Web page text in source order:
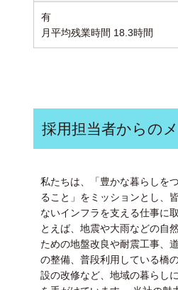
有
月平均残業時間 18.3時間
採用担当者からの
私たちは、「豊かな暮らしを
ること」をミッションとし、
ないインフラを支える仕事に
とえば、地震や大雨などの自
ための地盤改良や耐震工事、
の整備、普段利用している橋
設の改修など、地域の暮らし